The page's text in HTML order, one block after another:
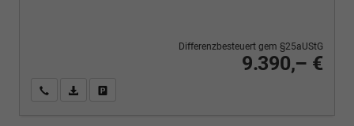
9.390,– €
Differenzbesteuert gem §25aUStG
Wir rufen Sie anPDF-Fahrzeugexposé drucken